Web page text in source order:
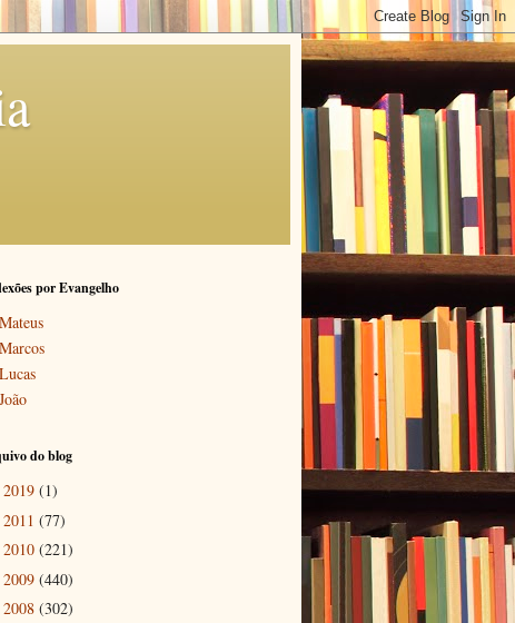
por Evangelho
Mateus
Marcos
Lucas
João
do blog
2019 (1)
2011 (77)
2010 (221)
2009 (440)
2008 (302)